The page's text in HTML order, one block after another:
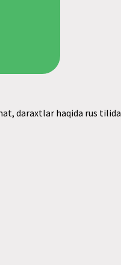
daraxtlar haqida rus tilida